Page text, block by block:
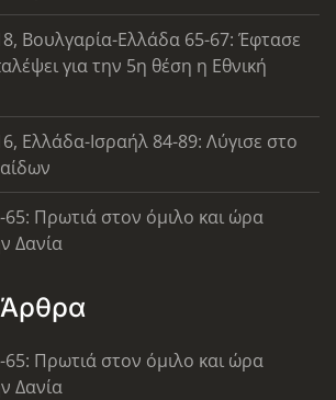
Βουλγαρία-Ελλάδα 65-67: Έφτασε
για την 5η θέση η Εθνική
Ελλάδα-Ισραήλ 84-89: Λύγισε στο
Πρωτιά στον όμιλο και ώρα
Δανία
Άρθρα
Πρωτιά στον όμιλο και ώρα
Δανία